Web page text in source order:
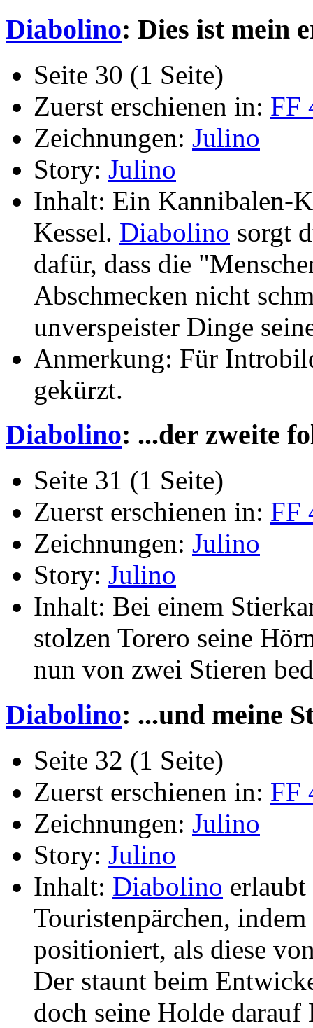
Diabolino: Dies ist mein
Seite 30 (1 Seite)
Zuerst erschienen in: FF
Zeichnungen: Julino
Story: Julino
Inhalt: Ein Kannibalen-
Kessel. Diabolino sorgt
dafür, dass die
Abschmecken nicht
unverspeister Dinge
Anmerkung: Für
gekürzt.
Diabolino: ...der zweite
Seite 31 (1 Seite)
Zuerst erschienen in: FF
Zeichnungen: Julino
Story: Julino
Inhalt: Bei einem
stolzen Torero seine
nun von zwei Stieren
Diabolino: ...und meine
Seite 32 (1 Seite)
Zuerst erschienen in: FF
Zeichnungen: Julino
Story: Julino
Inhalt: Diabolino
Touristenpärchen,
positioniert, als diese
Der staunt beim
doch seine Holde darauf